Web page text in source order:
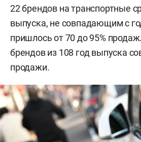
22 брендов на транспортные
выпуска, не совпадающим с
пришлось от 70 до 95%
брендов из 108 год выпуска
продажи.